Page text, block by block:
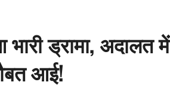
भारी ड्रामा, अदालत में
आई!